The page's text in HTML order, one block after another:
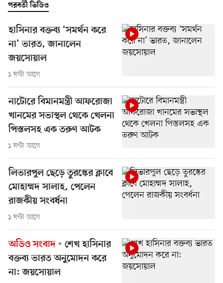
পরবর্তী ভিডিও
হাসিনার বক্তব্য ‘সমর্থন করে
না’ ভারত, জানালেন
জয়সোয়াল
১ ঘণ্টা আগে
নাটোরে বিমানমন্ত্রী আফরোজা
খানমের সভাস্থল থেকে খেলনা
পিস্তলসহ এক তরুণ আটক
১ ঘণ্টা আগে
লিভারপুল ছেড়ে তুরস্কের ক্লাবে
মোহাম্মদ সালাহ, পেলেন
রাজকীয় সংবর্ধনা
১ ঘণ্টা আগে
অডিও সংবাদ
শেখ হাসিনার
বক্তব্য ভারত অনুমোদন করে
না: জয়সোয়াল